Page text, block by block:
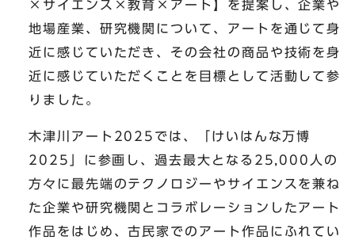
×サイエンス×教育×アート】を提案し、企業や
地場産業、研究機関について、アートを通じて身
近に感じていただき、その会社の商品や技術を身
近に感じていただくことを目標として活動して参
りました。
木津川アート2025では、「けいはんな万博
2025」に参画し、過去最大となる25,000人の
方々に最先端のテクノロジーやサイエンスを兼ね
た企業や研究機関とコラボレーションしたアート
作品をはじめ、古民家でのアート作品にふれてい